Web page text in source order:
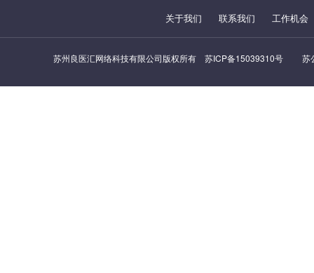
关于我们 联系我们 工作机会
苏州良医汇网络科技有限公司版权所有 苏ICP备15039310号 苏